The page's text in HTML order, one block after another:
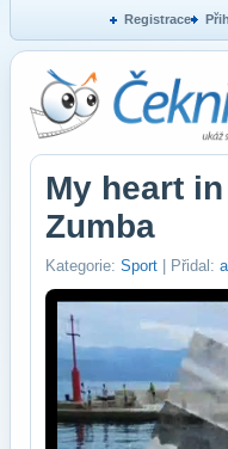
Registrace
My heart
Zumba
Kategorie: Sport | Přidal: